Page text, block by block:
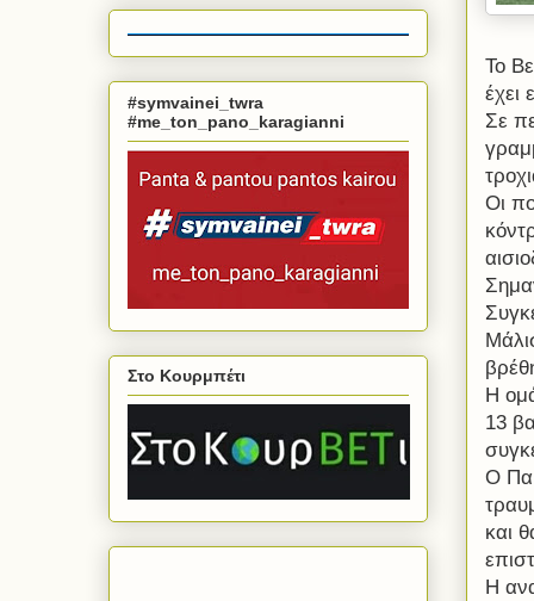
Το
έχει
Σε
Οι
Η
13
Ο
και
Η
#symvainei_twra
#me_ton_pano_karagianni
Στο Κουρμπέτι